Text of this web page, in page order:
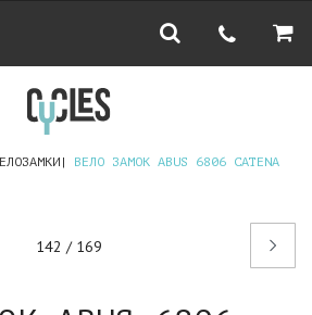
ВЕЛО ЗАМОК ABUS 6806 CATENA
142 / 169
Наступний